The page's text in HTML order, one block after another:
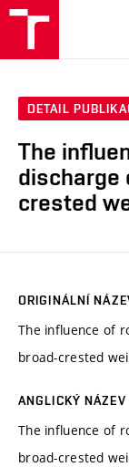
DETAIL
The
discharge
crested
ORIGINÁLNÍ
The influence of
broad-crested
ANGLICKÝ NÁZEV
The influence of
broad-crested